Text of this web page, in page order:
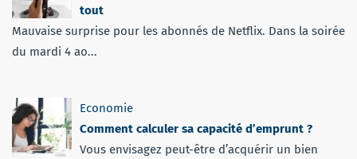
tout
Mauvaise surprise pour les abonnés de Netflix. Dans la soirée
du mardi 4 ao...
Economie
Comment calculer sa capacité d’emprunt ?
Vous envisagez peut-être d’acquérir un bien